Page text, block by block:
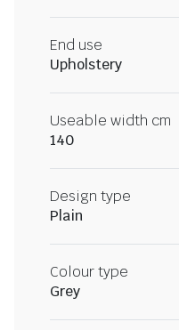
End use
Upholstery
Useable width cm
140
Design type
Plain
Colour type
Grey